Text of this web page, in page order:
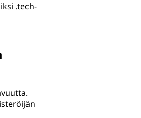
.tech-